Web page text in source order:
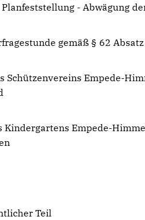
- Abwägung der
gemäß § 62
Empede-
Empede-
Teil